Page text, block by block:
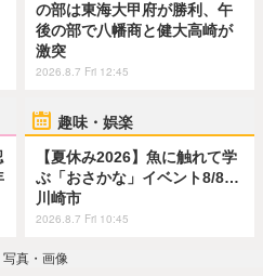
の部は東海大甲府が勝利、午
後の部で八幡商と健大高崎が
激突
2026.8.7 Fri 12:45
趣味・娯楽
【夏休み2026】魚に触れて学
ぶ「おさかな」イベント8/8…
川崎市
2026.8.7 Fri 10:45
写真・画像